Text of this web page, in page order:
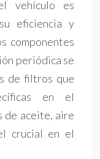
vehículo es
eficiencia y
componentes
periódica se
de filtros que
en el
de aceite, aire
crucial en el